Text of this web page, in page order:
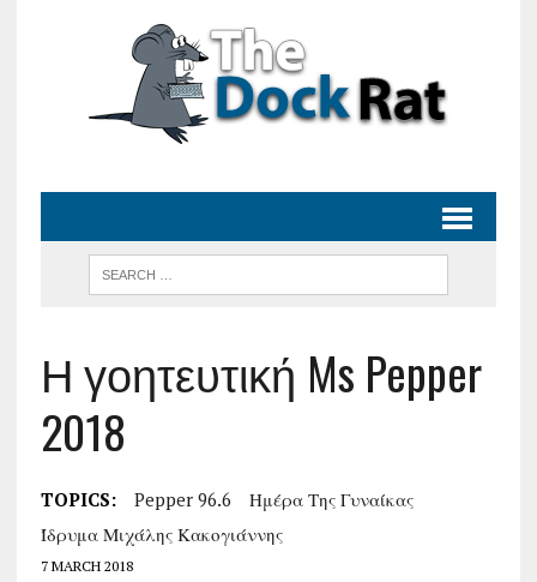
Η γοητευτική Ms Pepper
2018
TOPICS: Pepper 96.6
Ημέρα Της Γυναίκας
Ίδρυμα Μιχάλης Κακογιάννης
7 MARCH 2018